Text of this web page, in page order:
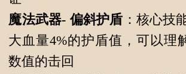
魔法武器- 偏斜护盾 ：核心技
大血量4%的护盾值，可以理
数值的击回